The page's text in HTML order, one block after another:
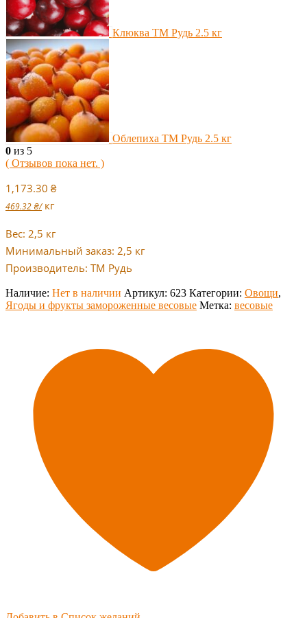
Клюква ТМ Рудь 2.5 кг
Облепиха ТМ Рудь 2.5 кг
0 из 5
( Отзывов пока нет. )
1,173.30 ₴
469.32₴/ кг
Вес: 2,5 кг
Минимальный заказ: 2,5 кг
Производитель: ТМ Рудь
Наличие: Нет в наличии Артикул: 623 Категории: Овощи,
Ягоды и фрукты замороженные весовые Метка: весовые